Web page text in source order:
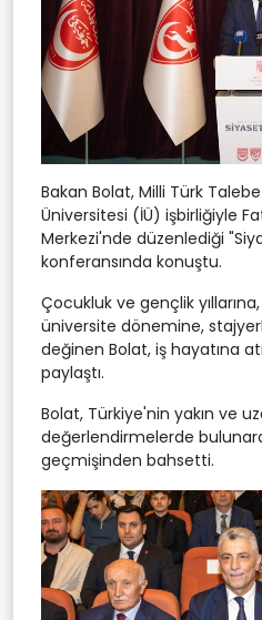
Bakan Bolat, Milli Türk
Üniversitesi (İÜ) işbirliğiyle
Merkezi'nde düzenlediği
konferansında konuştu.
Çocukluk ve gençlik
üniversite dönemine,
değinen Bolat, iş hayatına
paylaştı.
Bolat, Türkiye'nin yakın ve
değerlendirmelerde
geçmişinden bahsetti.